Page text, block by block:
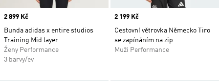
Price
2 899 Kč
Bunda adidas x entire studios
Training Mid layer
Ženy Performance
3 barvy/ev
Price
2 199 Kč
Cestovní větrovka Německo Tiro
se zapínáním na zip
Muži Performance